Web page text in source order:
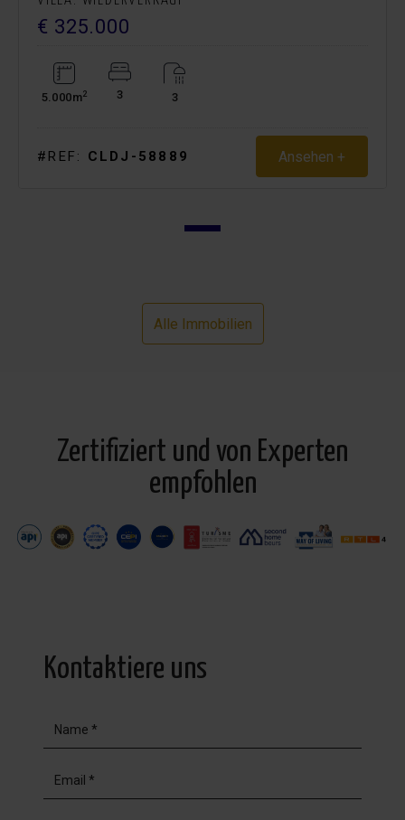
€ 325.000
5.000m2 3 3
#REF: CLDJ-58889 Ansehen +
Alle Immobilien
Zertifiziert und von Experten
empfohlen
Kontaktiere uns